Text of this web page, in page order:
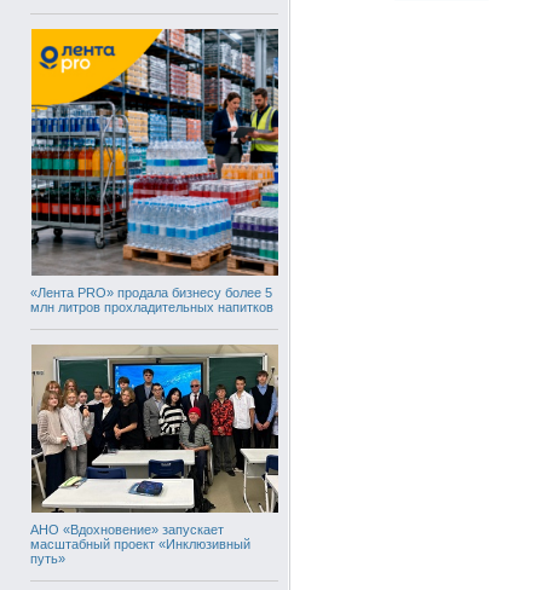
«Лента PRO» продала бизнесу более 5
млн литров прохладительных напитков
АНО «Вдохновение» запускает
масштабный проект «Инклюзивный
путь»